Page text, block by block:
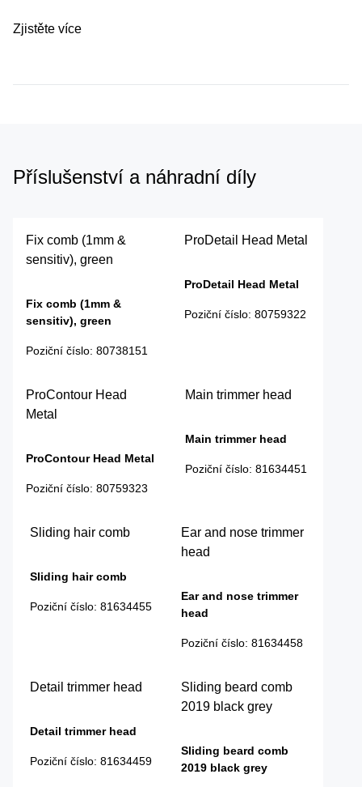
Zjistěte více
Příslušenství a náhradní díly
Fix comb (1mm &
sensitiv), green
Fix comb (1mm &
sensitiv), green
Poziční číslo: 80738151
ProDetail Head Metal
ProDetail Head Metal
Poziční číslo: 80759322
ProContour Head
Metal
ProContour Head Metal
Poziční číslo: 80759323
Main trimmer head
Main trimmer head
Poziční číslo: 81634451
Sliding hair comb
Sliding hair comb
Poziční číslo: 81634455
Ear and nose trimmer
head
Ear and nose trimmer
head
Poziční číslo: 81634458
Detail trimmer head
Detail trimmer head
Poziční číslo: 81634459
Sliding beard comb
2019 black grey
Sliding beard comb
2019 black grey